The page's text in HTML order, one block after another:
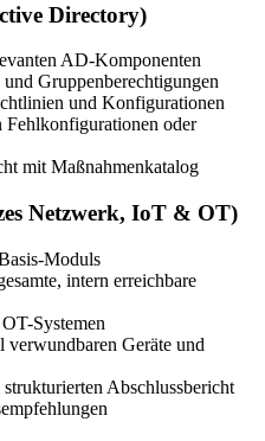
Directory)
AD-Komponenten
Gruppenberechtigungen
und Konfigurationen
oder
mit Maßnahmenkatalog
Netzwerk, IoT & OT)
Moduls
intern erreichbare
Systemen
Geräte und
Abschlussbericht